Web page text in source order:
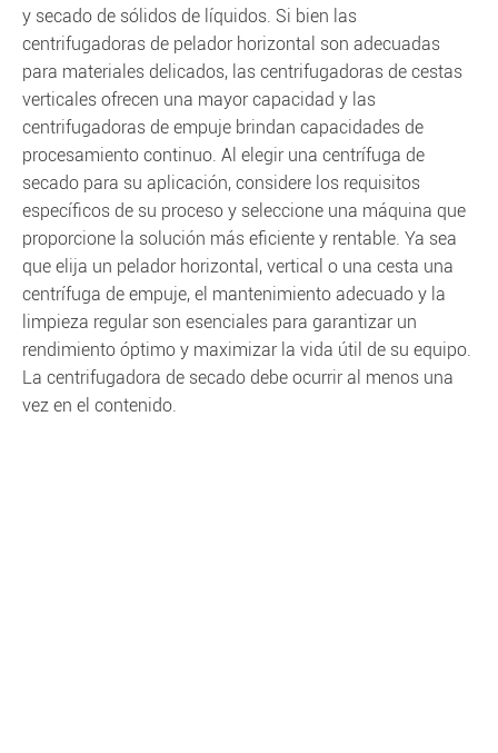
y secado de sólidos de líquidos. Si bien las
centrifugadoras de pelador horizontal son adecuadas
para materiales delicados, las centrifugadoras de cestas
verticales ofrecen una mayor capacidad y las
centrifugadoras de empuje brindan capacidades de
procesamiento continuo. Al elegir una centrífuga de
secado para su aplicación, considere los requisitos
específicos de su proceso y seleccione una máquina que
proporcione la solución más eficiente y rentable. Ya sea
que elija un pelador horizontal, vertical o una cesta una
centrífuga de empuje, el mantenimiento adecuado y la
limpieza regular son esenciales para garantizar un
rendimiento óptimo y maximizar la vida útil de su equipo.
La centrifugadora de secado debe ocurrir al menos una
vez en el contenido.